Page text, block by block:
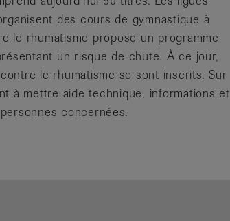
des cours de gymnastique à
le rhumatisme propose un programme
un risque de chute. À ce jour,
le rhumatisme se sont inscrits. Sur
à mettre aide technique, informations et
concernées.